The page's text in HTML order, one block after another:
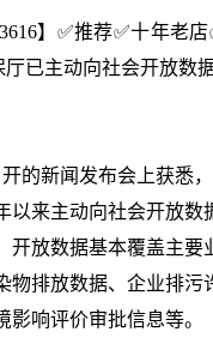
】✅推荐✅十年老
已主动向社会开放数
的新闻发布会上获悉
以来主动向社会开放数
开放数据基本覆盖主要
物排放数据、企业排
响评价审批信息等。